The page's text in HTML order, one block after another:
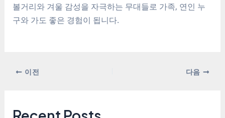
볼거리와 겨울 감성을 자극하는 무대들로 가족, 연인 누
구와 가도 좋은 경험이 됩니다.
이전 다음